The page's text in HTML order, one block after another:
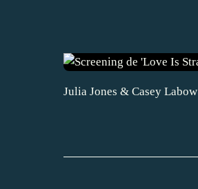
Julia Jones & Casey Labow